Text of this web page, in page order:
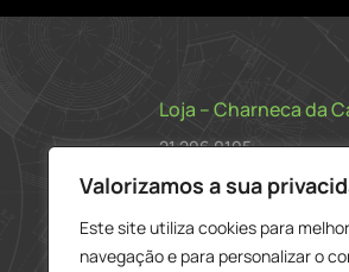
Valorizamos a sua
Este site utiliza cookies para
navegação e para personalizar o
Loja – Charneca da
21 296 0195
912 606 251
charneca@delarobia.pt
R. António Andrade, 1116